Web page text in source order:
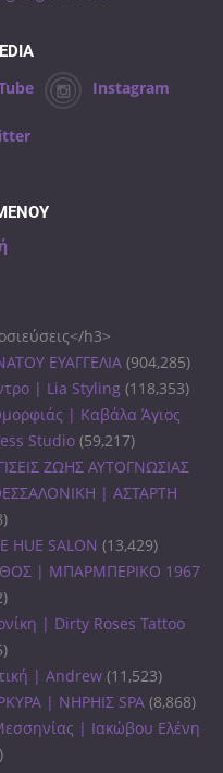
Instagram
h3>
ΕΥΑΓΓΕΛΙΑ (904,285)
| Lia Styling (118,353)
| Καβάλα Άγιος
Studio (59,217)
ΖΩΗΣ ΑΥΤΟΓΝΩΣΙΑΣ
| ΑΣΤΑΡΤΗ
SALON (13,429)
| ΜΠΑΡΜΠΕΡΙΚΟ 1967
| Dirty Roses Tattoo
| Andrew (11,523)
| ΝΗΡΗΙΣ SPA (8,868)
| Ιακώβου Ελένη